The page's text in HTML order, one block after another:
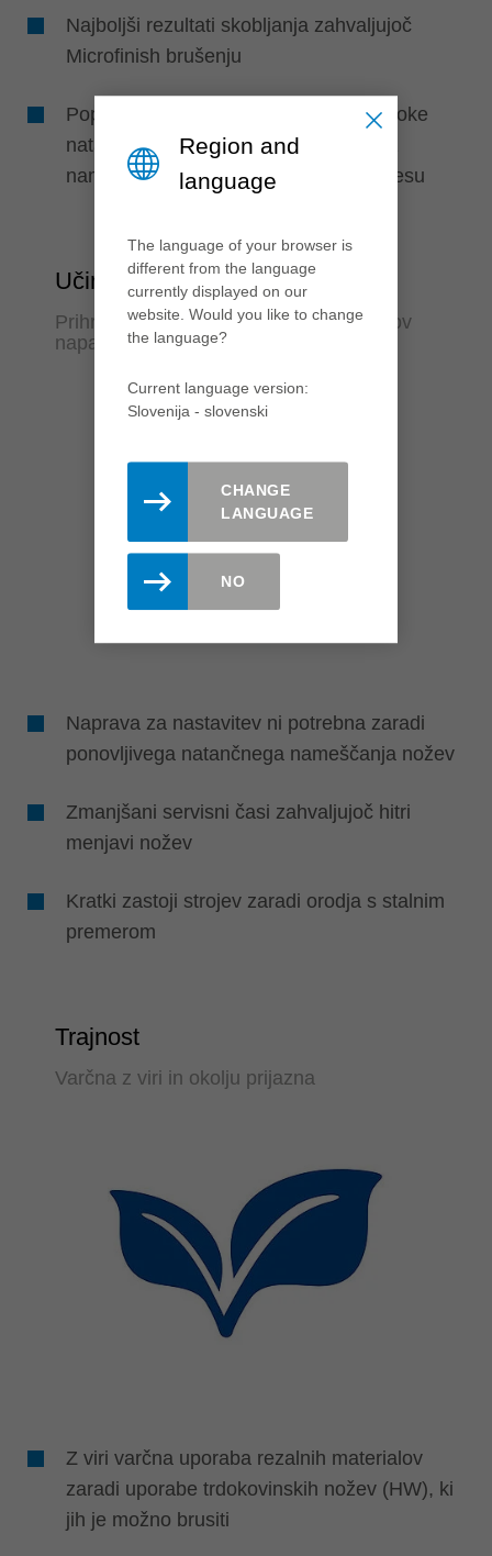
Najboljši rezultati skobljanja zahvaljujoč
Microfinish brušenju
Popolna kakovost obdelave zaradi visoke
natančnosti koncentričnosti, saj je nož
nameščen neposredno v nosilnem telesu
Učinkovitost
Prihranek časa in zmanjšanje dejavnikov
napak
Naprava za nastavitev ni potrebna zaradi
ponovljivega natančnega nameščanja nožev
Zmanjšani servisni časi zahvaljujoč hitri
menjavi nožev
Kratki zastoji strojev zaradi orodja s stalnim
premerom
Trajnost
Varčna z viri in okolju prijazna
Z viri varčna uporaba rezalnih materialov
zaradi uporabe trdokovinskih nožev (HW), ki
jih je možno brusiti
Region and
language
The language of your browser is
different from the language
currently displayed on our
website. Would you like to change
the language?
Current language version:
Slovenija - slovenski
CHANGE
LANGUAGE
NO